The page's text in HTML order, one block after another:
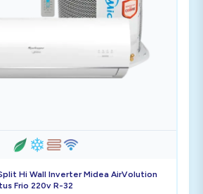
Hi Wall Inverter Midea AirVolution
Frio 220v R-32